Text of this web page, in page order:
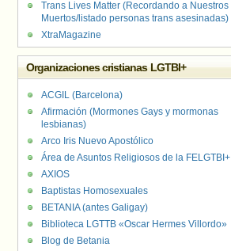
Trans Lives Matter (Recordando a Nuestros
Muertos/listado personas trans asesinadas)
XtraMagazine
Organizaciones cristianas LGTBI+
ACGIL (Barcelona)
Afirmación (Mormones Gays y mormonas
lesbianas)
Arco Iris Nuevo Apostólico
Área de Asuntos Religiosos de la FELGTBI+
AXIOS
Baptistas Homosexuales
BETANIA (antes Galigay)
Biblioteca LGTTB «Oscar Hermes Villordo»
Blog de Betania